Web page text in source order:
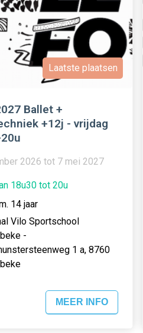
Laatste plaatsen
Ballet +
+12j - vrijdag
2026 tot 7 mei 2027
18u30 tot 20u
14 jaar
Vilo Sportschool
-
1 a, 8760
MEER INFO